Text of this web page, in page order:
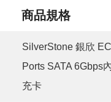
商品規格
SilverStone 銀欣
Ports SATA 6Gbps
充卡